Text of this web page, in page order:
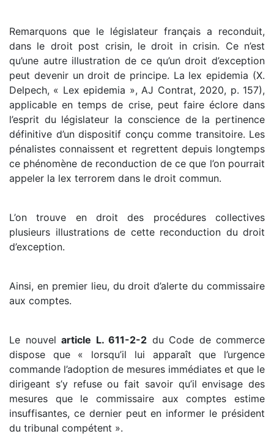
Remarquons que le législateur français a reconduit,
dans le droit post crisin, le droit in crisin. Ce n’est
qu’une autre illustration de ce qu’un droit d’exception
peut devenir un droit de principe. La lex epidemia (X.
Delpech, « Lex epidemia », AJ Contrat, 2020, p. 157),
applicable en temps de crise, peut faire éclore dans
l’esprit du législateur la conscience de la pertinence
définitive d’un dispositif conçu comme transitoire. Les
pénalistes connaissent et regrettent depuis longtemps
ce phénomène de reconduction de ce que l’on pourrait
appeler la lex terrorem dans le droit commun.
L’on trouve en droit des procédures collectives
plusieurs illustrations de cette reconduction du droit
d’exception.
Ainsi, en premier lieu, du droit d’alerte du commissaire
aux comptes.
Le nouvel article L. 611-2-2 du Code de commerce
dispose que « lorsqu’il lui apparaît que l’urgence
commande l’adoption de mesures immédiates et que le
dirigeant s’y refuse ou fait savoir qu’il envisage des
mesures que le commissaire aux comptes estime
insuffisantes, ce dernier peut en informer le président
du tribunal compétent ».